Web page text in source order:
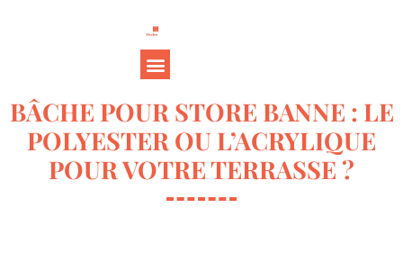
BÂCHE POUR STORE BANNE : LE
POLYESTER OU L’ACRYLIQUE
POUR VOTRE TERRASSE ?